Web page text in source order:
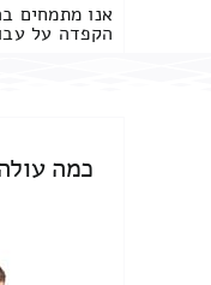
אנו מתמחים
הקפדה על
כמה